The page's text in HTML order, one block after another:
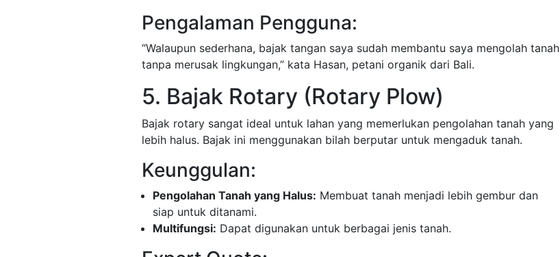
Pengalaman Pengguna:
“Walaupun sederhana, bajak tangan saya sudah membantu saya mengolah tanah
tanpa merusak lingkungan,” kata Hasan, petani organik dari Bali.
5. Bajak Rotary (Rotary Plow)
Bajak rotary sangat ideal untuk lahan yang memerlukan pengolahan tanah yang
lebih halus. Bajak ini menggunakan bilah berputar untuk mengaduk tanah.
Keunggulan:
Pengolahan Tanah yang Halus: Membuat tanah menjadi lebih gembur dan
siap untuk ditanami.
Multifungsi: Dapat digunakan untuk berbagai jenis tanah.